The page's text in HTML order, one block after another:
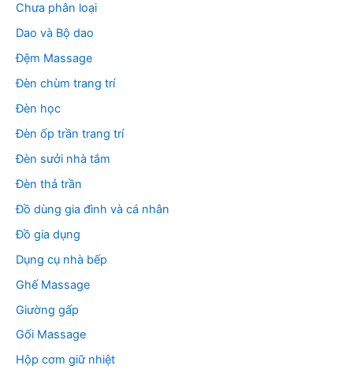
Chưa phân loại
Dao và Bộ dao
Đệm Massage
Đèn chùm trang trí
Đèn học
Đèn ốp trần trang trí
Đèn sưởi nhà tắm
Đèn thả trần
Đồ dùng gia đình và cá nhân
Đồ gia dụng
Dụng cụ nhà bếp
Ghế Massage
Giường gấp
Gối Massage
Hộp cơm giữ nhiệt